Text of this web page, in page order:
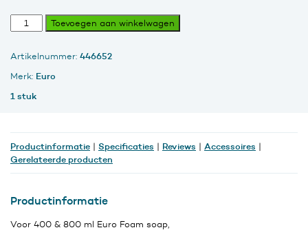
€103,50.€87,98.
Zeepdispenser
Foam
ml
RVS
aantal
Toevoegen aan winkelwagen
Artikelnummer: 446652
Merk: Euro
1 stuk
Productinformatie | Specificaties | Reviews | Accessoires |
Gerelateerde producten
Productinformatie
Voor 400 & 800 ml Euro Foam soap,